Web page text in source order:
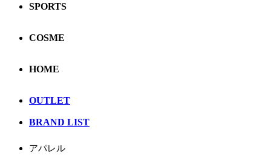
SPORTS
COSME
HOME
OUTLET
BRAND LIST
アパレル